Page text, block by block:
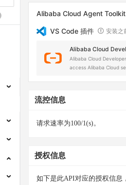
Alibaba Cloud Agent Toolkit
VS Code 插件 安装之
Alibaba Cloud
Alibaba Cloud
access Alibaba Cloud
流控信息
请求速率为100/1(s)。
授权信息
如下是此API对应的授权信息